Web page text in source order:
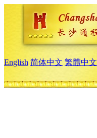
English 简体中文 繁體中文